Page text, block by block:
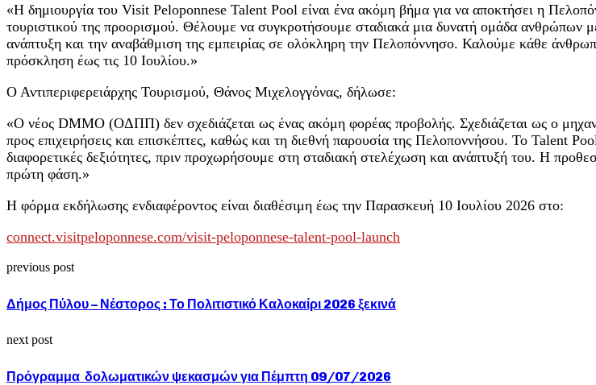
«Η δημιουργία του Visit Peloponnese Talent Pool είναι ένα ακόμη βήμα για να αποκτήσει η
τουριστικού της προορισμού. Θέλουμε να συγκροτήσουμε σταδιακά μια δυνατή ομάδα ανθρώπων
ανάπτυξη και την αναβάθμιση της εμπειρίας σε ολόκληρη την Πελοπόννησο. Καλούμε κάθε
πρόσκληση έως τις 10 Ιουλίου.»
Ο Αντιπεριφερειάρχης Τουρισμού, Θάνος Μιχελογγόνας, δήλωσε:
«Ο νέος DMMO (ΟΔΠΠ) δεν σχεδιάζεται ως ένας ακόμη φορέας προβολής. Σχεδιάζεται ως ο
προς επιχειρήσεις και επισκέπτες, καθώς και τη διεθνή παρουσία της Πελοποννήσου. Το Talent
διαφορετικές δεξιότητες, πριν προχωρήσουμε στη σταδιακή στελέχωση και ανάπτυξή του. Η
πρώτη φάση.»
Η φόρμα εκδήλωσης ενδιαφέροντος είναι διαθέσιμη έως την Παρασκευή 10 Ιουλίου 2026 στο:
connect.visitpeloponnese.com/visit-peloponnese-talent-pool-launch
previous post
Δήμος Πύλου – Νέστορος : Το Πολιτιστικό Καλοκαίρι 2026 ξεκινά
next post
Πρόγραμμα δολωματικών ψεκασμών για Πέμπτη 09/07/2026